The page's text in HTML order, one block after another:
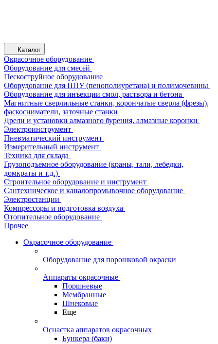
Каталог
Окрасочное оборудование
Оборудование для смесей
Пескоструйное оборудование
Оборудование для ППУ (пенополиуретана) и полимочевины
Оборудование для инъекции смол, раствора и бетона
Магнитные сверлильные станки, корончатые сверла (фрезы),
фаскосниматели, заточные станки
Дрели и установки алмазного бурения, алмазные коронки
Электроинструмент
Пневматический инструмент
Измерительный инструмент
Техника для склада
Грузоподъемное оборудование (краны, тали, лебедки,
домкраты и т.д.)
Строительное оборудование и инструмент
Сантехническое и каналопромывочное оборудование
Электростанции
Компрессоры и подготовка воздуха
Отопительное оборудование
Прочее
Окрасочное оборудование
Оборудование для порошковой окраски
Аппараты окрасочные
Поршневые
Мембранные
Шнековые
Еще
Оснастка аппаратов окрасочных
Бункера (баки)